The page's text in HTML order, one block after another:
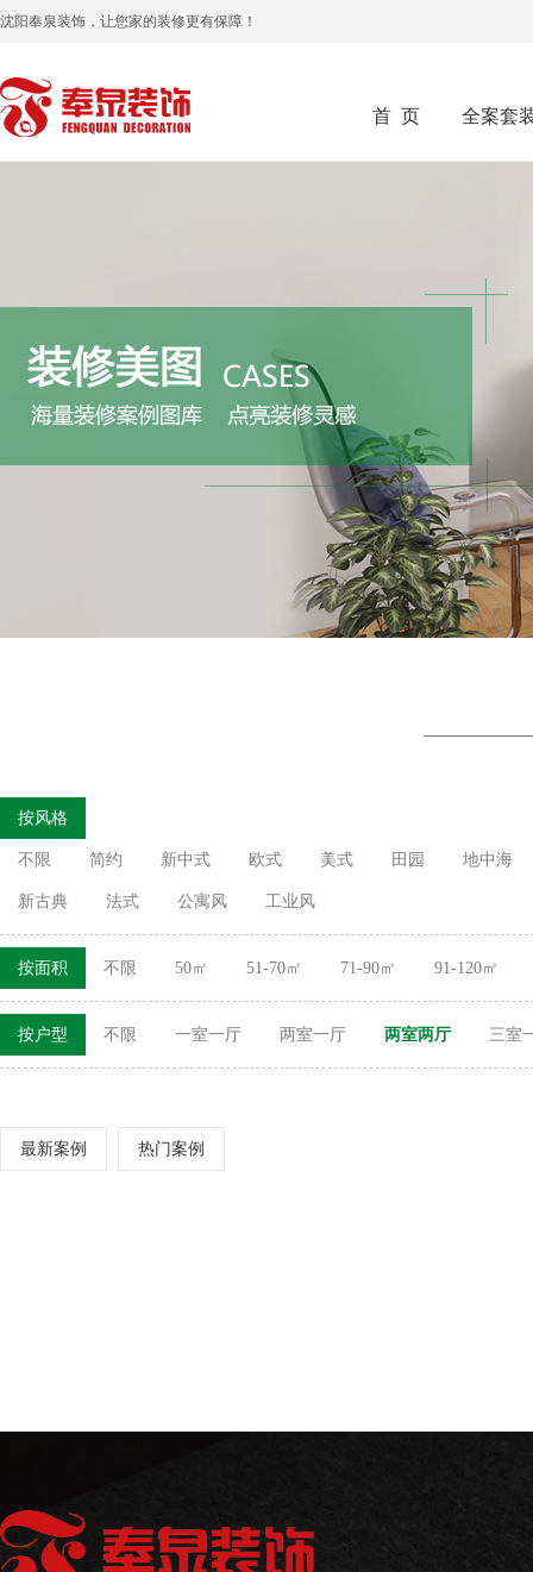
沈阳奉泉装饰，让您家的装修更有保障！
首 页 全案套
按风格
不限 简约 新中式 欧式 美式 田园 地中海
新古典 法式 公寓风 工业风
按面积 不限 50㎡ 51-70㎡ 71-90㎡ 91-120㎡
按户型 不限 一室一厅 两室一厅 两室两厅 三室
最新案例 热门案例